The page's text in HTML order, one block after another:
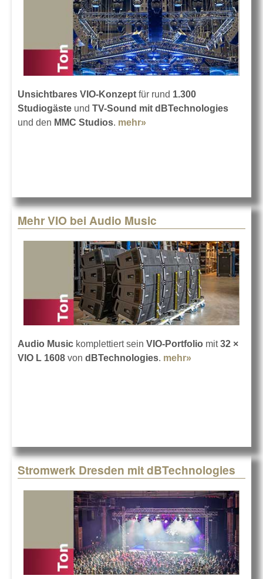
Unsichtbares VIO-Konzept für rund 1.300
Studiogäste und TV-Sound mit dBTechnologies
und den MMC Studios. mehr»
Mehr VIO bei Audio Music
Audio Music komplettiert sein VIO-Portfolio mit32 ×
VIO L 1608 von dBTechnologies. mehr»
Stromwerk Dresden mit dBTechnologies